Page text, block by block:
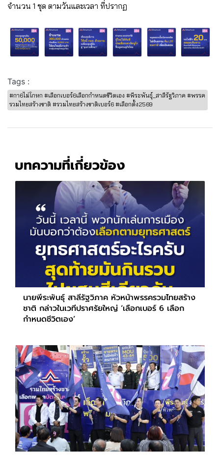
จำนวน 1 ชุด ตามวันและเวลา ที่ปรากฏ
Tags :
#กา6ไม่โกหก #เลือกเบอร์6เลือกกำหนดชีวิตเอง #พีระพันธุ์_สาลีรัฐวิภาค #พรรค
รวมไทยสร้างชาติ #รวมไทยสร้างชาติเบอร์6 #เลือกตั้ง2569
บทความที่เกี่ยวข้อง
นายพีระพันธุ์ สาลีรัฐวิภาค หัวหน้าพรรครวมไทยสร้าง
ชาติ กล่าวในเวทีปราศรัยใหญ่ ‘เลือกเบอร์ 6 เลือก
กำหนดชีวิตเอง’